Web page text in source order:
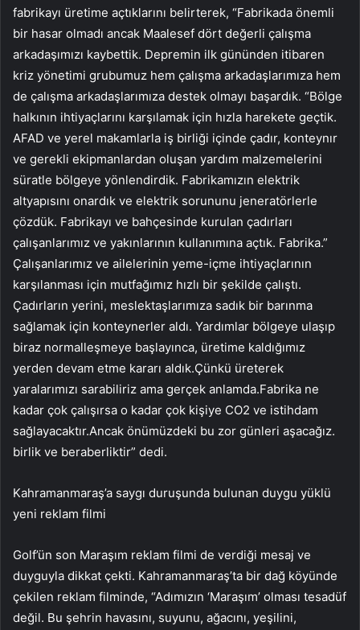
fabrikayı üretime açtıklarını belirterek, “Fabrikada önemli
bir hasar olmadı ancak Maalesef dört değerli çalışma
arkadaşımızı kaybettik. Depremin ilk gününden itibaren
kriz yönetimi grubumuz hem çalışma arkadaşlarımıza hem
de çalışma arkadaşlarımıza destek olmayı başardık. “Bölge
halkının ihtiyaçlarını karşılamak için hızla harekete geçtik.
AFAD ve yerel makamlarla iş birliği içinde çadır, konteynır
ve gerekli ekipmanlardan oluşan yardım malzemelerini
süratle bölgeye yönlendirdik. Fabrikamızın elektrik
altyapısını onardık ve elektrik sorununu jeneratörlerle
çözdük. Fabrikayı ve bahçesinde kurulan çadırları
çalışanlarımız ve yakınlarının kullanımına açtık. Fabrika.”
Çalışanlarımız ve ailelerinin yeme-içme ihtiyaçlarının
karşılanması için mutfağımız hızlı bir şekilde çalıştı.
Çadırların yerini, meslektaşlarımıza sadık bir barınma
sağlamak için konteynerler aldı. Yardımlar bölgeye ulaşıp
biraz normalleşmeye başlayınca, üretime kaldığımız
yerden devam etme kararı aldık.Çünkü üreterek
yaralarımızı sarabiliriz ama gerçek anlamda.Fabrika ne
kadar çok çalışırsa o kadar çok kişiye CO2 ve istihdam
sağlayacaktır.Ancak önümüzdeki bu zor günleri aşacağız.
birlik ve beraberliktir” dedi.
Kahramanmaraş’a saygı duruşunda bulunan duygu yüklü
yeni reklam filmi
Golf’ün son Maraşım reklam filmi de verdiği mesaj ve
duyguyla dikkat çekti. Kahramanmaraş’ta bir dağ köyünde
çekilen reklam filminde, “Adımızın ‘Maraşım’ olması tesadüf
değil. Bu şehrin havasını, suyunu, ağacını, yeşilini,